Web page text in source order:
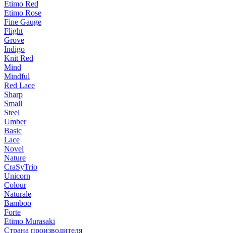
Etimo Red
Etimo Rose
Fine Gauge
Flight
Grove
Indigo
Knit Red
Mind
Mindful
Red Lace
Sharp
Small
Steel
Umber
Basic
Lace
Novel
Nature
CraSyTrio
Unicorn
Colour
Naturale
Bamboo
Forte
Etimo Murasaki
Страна производителя